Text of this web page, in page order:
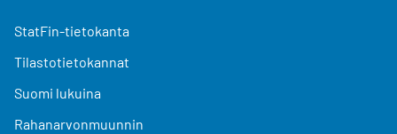
StatFin-tietokanta
Tilastotietokannat
Suomi lukuina
Rahanarvonmuunnin